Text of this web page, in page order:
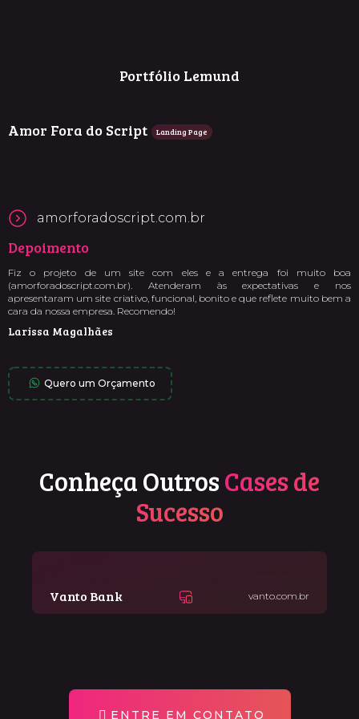
Portfólio Lemund
Amor Fora do Script Landing Page
amorforadoscript.com.br
Depoimento
Fiz o projeto de um site com eles e a entrega foi muito boa
(amorforadoscript.com.br). Atenderam às expectativas e nos
apresentaram um site criativo, funcional, bonito e que reflete muito bem a
cara da nossa empresa. Recomendo!
Larissa Magalhães
Quero um Orçamento
Conheça OutrosCases de
Sucesso
Vanto Bank vanto.com.br
ENTRE EM CONTATO